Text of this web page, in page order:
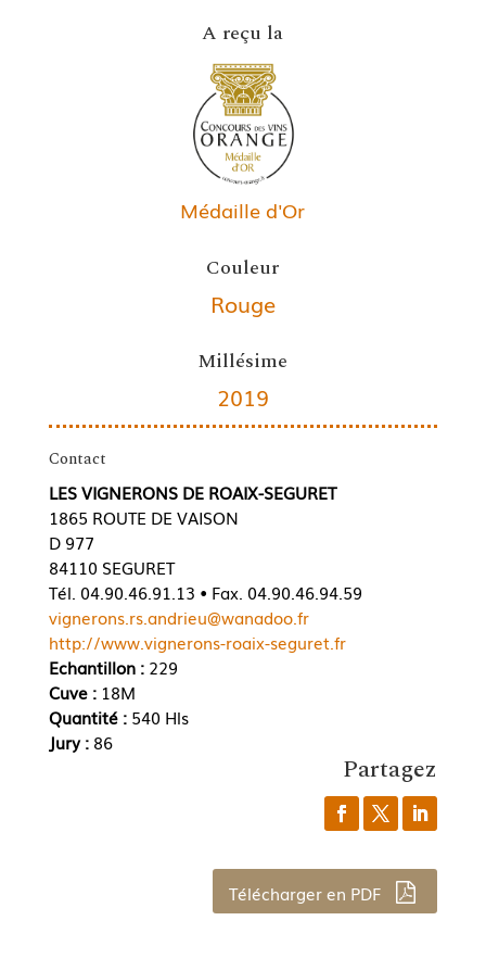
A reçu la
Médaille d'Or
Couleur
Rouge
Millésime
2019
Contact
LES VIGNERONS DE ROAIX-SEGURET
1865 ROUTE DE VAISON
D 977
84110 SEGURET
Tél. 04.90.46.91.13 • Fax. 04.90.46.94.59
vignerons.rs.andrieu@wanadoo.fr
http://www.vignerons-roaix-seguret.fr
Echantillon :229
Cuve : 18M
Quantité : 540 Hls
Jury : 86
Partagez
Télécharger en PDF